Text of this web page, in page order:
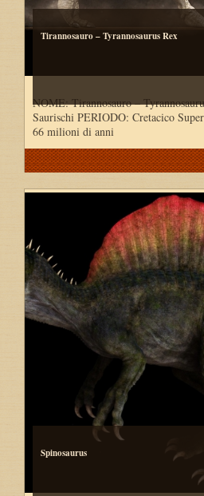
Tirannosauro – Tyrannosaurus Rex
NOME: Tirannosauro –
Saurischi PERIODO: Cretacico
66 milioni di anni
Spinosaurus